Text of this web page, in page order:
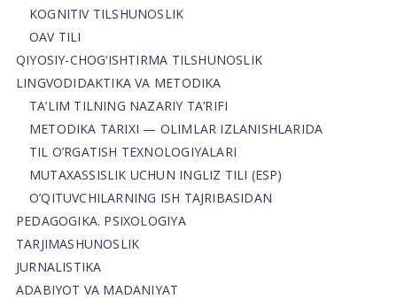
KOGNITIV TILSHUNOSLIK
OAV TILI
QIYOSIY-CHOG‘ISHTIRMA TILSHUNOSLIK
LINGVODIDAKTIKA VA METODIKA
TA’LIM TILNING NAZARIY TA’RIFI
METODIKA TARIXI — OLIMLAR IZLANISHLARIDA
TIL O’RGATISH TEXNOLOGIYALARI
MUTAXASSISLIK UCHUN INGLIZ TILI (ESP)
O’QITUVCHILARNING ISH TAJRIBASIDAN
PEDAGOGIKA. PSIXOLOGIYA
TARJIMASHUNOSLIK
JURNALISTIKA
ADABIYOT VA MADANIYAT